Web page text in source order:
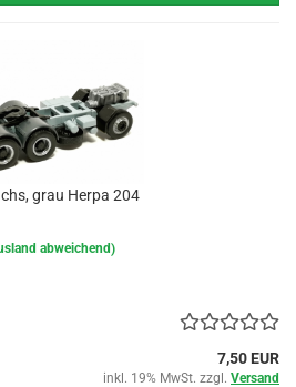
grau Herpa 204
abweichend)
7,50 EUR
inkl. 19% MwSt. zzgl. Versand